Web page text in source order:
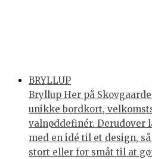
BRYLLUP
Bryllup Her på
unikke bordkort,
valnøddefinér. Derudover
med en idé til et design,
stort eller for småt til at